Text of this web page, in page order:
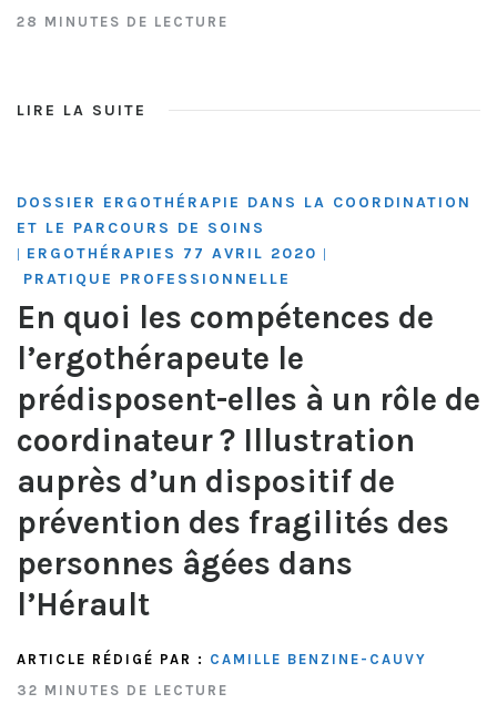
28 MINUTES DE LECTURE
LIRE LA SUITE
DOSSIER ERGOTHÉRAPIE DANS LA COORDINATION
ET LE PARCOURS DE SOINS
| ERGOTHÉRAPIES 77 AVRIL 2020 |
PRATIQUE PROFESSIONNELLE
En quoi les compétences de
l’ergothérapeute le
prédisposent-elles à un rôle de
coordinateur ? Illustration
auprès d’un dispositif de
prévention des fragilités des
personnes âgées dans
l’Hérault
ARTICLE RÉDIGÉ PAR : CAMILLE BENZINE-CAUVY
32 MINUTES DE LECTURE